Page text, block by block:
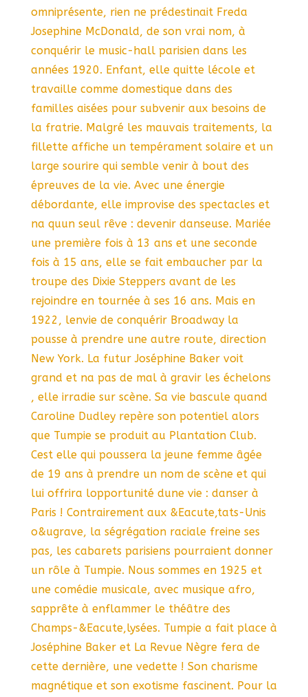
omniprésente, rien ne prédestinait Freda
Josephine McDonald, de son vrai nom, à
conquérir le music-hall parisien dans les
années 1920. Enfant, elle quitte lécole et
travaille comme domestique dans des
familles aisées pour subvenir aux besoins de
la fratrie. Malgré les mauvais traitements, la
fillette affiche un tempérament solaire et un
large sourire qui semble venir à bout des
épreuves de la vie. Avec une énergie
débordante, elle improvise des spectacles et
na quun seul rêve : devenir danseuse. Mariée
une première fois à 13 ans et une seconde
fois à 15 ans, elle se fait embaucher par la
troupe des Dixie Steppers avant de les
rejoindre en tournée à ses 16 ans. Mais en
1922, lenvie de conquérir Broadway la
pousse à prendre une autre route, direction
New York. La futur Joséphine Baker voit
grand et na pas de mal à gravir les échelons
, elle irradie sur scène. Sa vie bascule quand
Caroline Dudley repère son potentiel alors
que Tumpie se produit au Plantation Club.
Cest elle qui poussera la jeune femme âgée
de 19 ans à prendre un nom de scène et qui
lui offrira lopportunité dune vie : danser à
Paris ! Contrairement aux &Eacute,tats-Unis
o&ugrave, la ségrégation raciale freine ses
pas, les cabarets parisiens pourraient donner
un rôle à Tumpie. Nous sommes en 1925 et
une comédie musicale, avec musique afro,
sapprête à enflammer le théâtre des
Champs-&Eacute,lysées. Tumpie a fait place à
Joséphine Baker et La Revue Nègre fera de
cette dernière, une vedette ! Son charisme
magnétique et son exotisme fascinent. Pour la